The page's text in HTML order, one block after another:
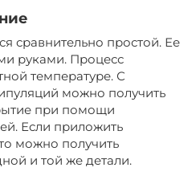
сравнительно простой. Ее
руками. Процесс
температуре. С
можно получить
при помощи
Если приложить
можно получить
и той же детали.